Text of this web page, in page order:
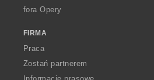
fora Opery
FIRMA
Praca
Zostań partnerem